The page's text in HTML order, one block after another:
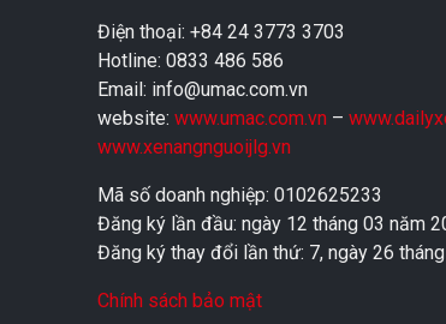
Điện thoại: +84 24 3773 3703
Hotline: 0833 486 586
Email: info@umac.com.vn
website: www.umac.com.vn –
www.xenangnguoijlg.vn
Mã số doanh nghiệp: 0102625233
Đăng ký lần đầu: ngày 12 tháng 03 năm
Đăng ký thay đổi lần thứ: 7, ngày 26
Chính sách bảo mật